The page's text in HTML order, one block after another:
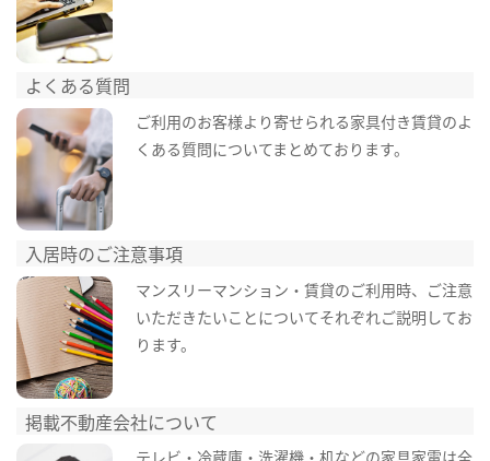
よくある質問
ご利用のお客様より寄せられる家具付き賃貸のよ
くある質問についてまとめております。
入居時のご注意事項
マンスリーマンション・賃貸のご利用時、ご注意
いただきたいことについてそれぞれご説明してお
ります。
掲載不動産会社について